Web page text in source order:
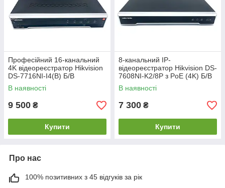
Професійний 16-канальний
4K відеореєстратор Hikvision
DS-7716NI-I4(B) Б/В
В наявності
9 500 ₴
Купити
8-канальний IP-
відеореєстратор Hikvision DS-
7608NI-K2/8P з PoE (4K) Б/В
В наявності
7 300 ₴
Купити
Про нас
100% позитивних з 45 відгуків за рік